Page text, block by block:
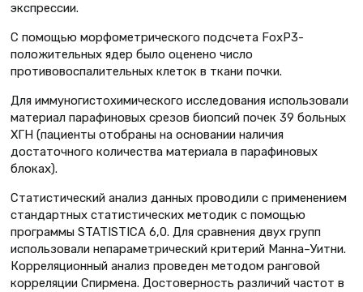
экспрессии.
C помощью морфометрического подсчета FoxP3-
положительных ядер было оценено число
противовоспалительных клеток в ткани почки.
Для иммуногистохимического исследования использовали
материал парафиновых срезов биопсий почек 39 больных
ХГН (пациенты отобраны на основании наличия
достаточного количества материала в парафиновых
блоках).
Статистический анализ данных проводили с применением
стандартных статистических методик с помощью
программы STATISTICA 6,0. Для сравнения двух групп
использовали непараметрический критерий Манна–Уитни.
Корреляционный анализ проведен методом ранговой
корреляции Спирмена. Достоверность различий частот в